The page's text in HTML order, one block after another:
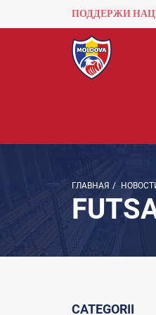
ПОДДЕРЖИ
ГЛАВНАЯ /
CATEGORII